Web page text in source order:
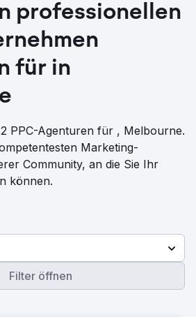
professionellen
für in
PPC-Agenturen für , Melbourne.
Marketing-
Community, an die Sie Ihr
können.
Filter öffnen